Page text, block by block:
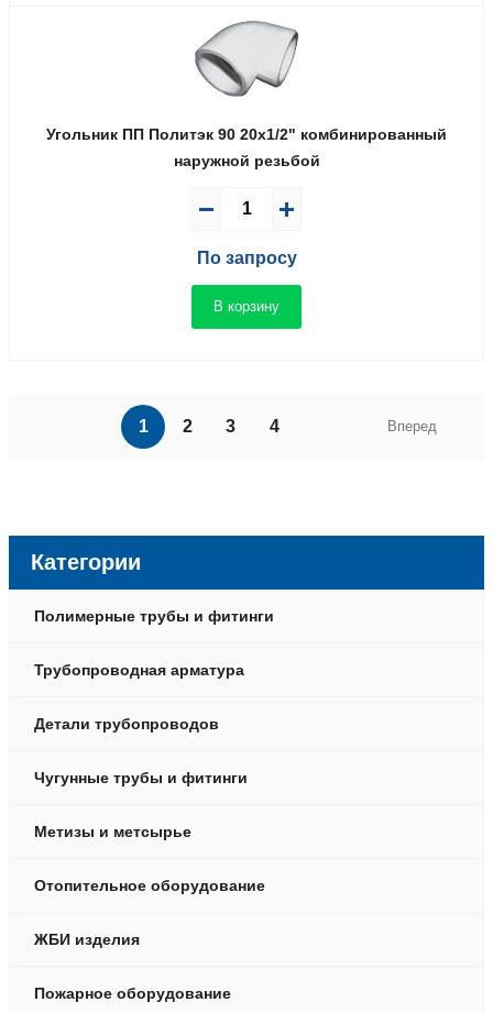
Угольник ПП Политэк 90 20x1/2" комбинированный
наружной резьбой
По запросу
В корзину
1 2 3 4 Вперед
Категории
Полимерные трубы и фитинги
Трубопроводная арматура
Детали трубопроводов
Чугунные трубы и фитинги
Метизы и метсырье
Отопительное оборудование
ЖБИ изделия
Пожарное оборудование